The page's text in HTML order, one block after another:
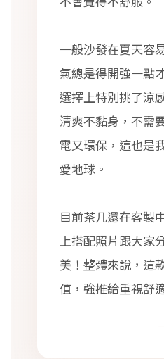
一般沙發在夏天容
氣總是得開強一點
選擇上特別挑了涼
清爽不黏身，不需
電又環保，這也是
愛地球。
目前茶几還在客製
上搭配照片跟大家
美！整體來說，這
值，強推給重視舒